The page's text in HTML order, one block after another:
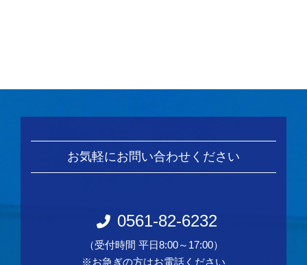
お気軽にお問い合わせください
0561-82-6232
（受付時間 平日8:00～17:00）
※お急ぎの方はお電話ください